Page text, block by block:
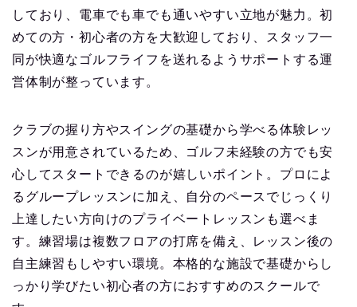
しており、電車でも車でも通いやすい立地が魅力。初
めての方・初心者の方を大歓迎しており、スタッフ一
同が快適なゴルフライフを送れるようサポートする運
営体制が整っています。
クラブの握り方やスイングの基礎から学べる体験レッ
スンが用意されているため、ゴルフ未経験の方でも安
心してスタートできるのが嬉しいポイント。プロによ
るグループレッスンに加え、自分のペースでじっくり
上達したい方向けのプライベートレッスンも選べま
す。練習場は複数フロアの打席を備え、レッスン後の
自主練習もしやすい環境。本格的な施設で基礎からし
っかり学びたい初心者の方におすすめのスクールで